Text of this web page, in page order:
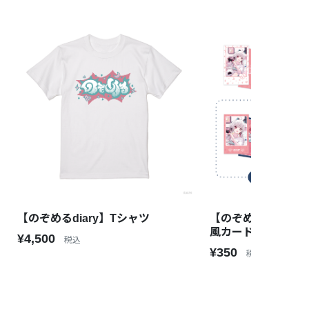
【のぞめるdiary】Tシャツ
¥4,500 税込
【のぞめるdiary】
風カード
¥350 税込